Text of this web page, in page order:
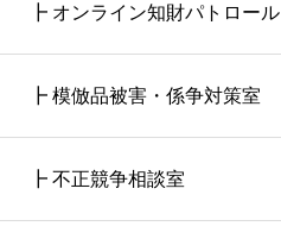
┣ オンライン知財パトロール
┣ 模倣品被害・係争対策室
┣ 不正競争相談室